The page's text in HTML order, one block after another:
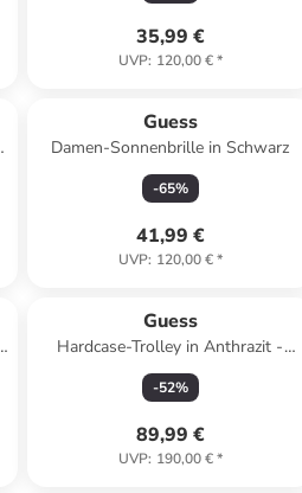
35,99 €
UVP: 120,00 €*
Guess
Damen-Sonnenbrille in Schwarz
-65%
41,99 €
UVP: 120,00 €*
Guess
Hardcase-Trolley in Anthrazit -
(B)32 x (H)53 x (T)22 cm
-52%
89,99 €
UVP: 190,00 €*